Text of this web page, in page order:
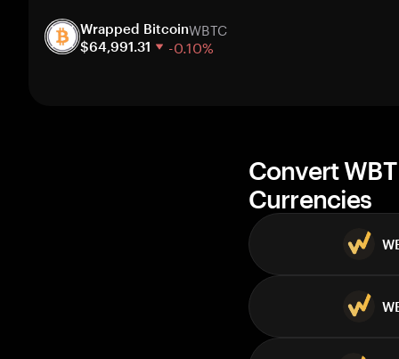
Wrapped BitcoinWBTC
$64,991.31 -0.10%
Convert
Currencies